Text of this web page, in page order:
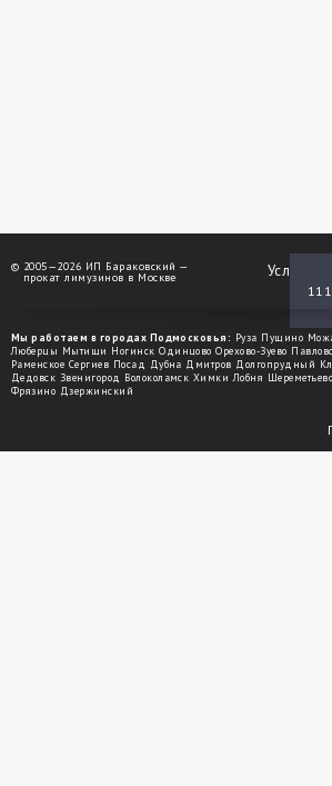
Услуги
© 2005—2026 ИП Бараковский —
прокат лимузинов в Москве
Мы работаем в городах Подмосковья: Руза Пущино
Люберцы Мытищи Ногинск Одинцово Орехово-Зуево
Раменское Сергиев Посад Дубна Дмитров Долгопрудный
Дедовск Звенигород Волоколамск Химки Лобня Шереметьево
Фрязино Дзержинский